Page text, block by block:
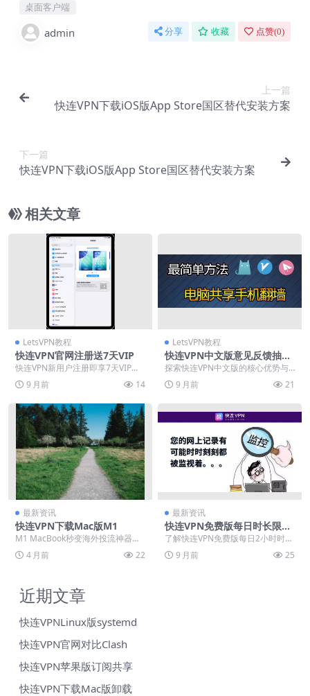
桌面客户端
admin 分享 收藏 点赞(0)
上一篇
快连VPN下载iOS版App Store国区替代安装方案
下一篇
快连VPN下载iOS版App Store国区替代安装方案
相关文章
LetsVPN教程
快连VPN官网注册送7天VIP
快连VPN新用户注册即享7天VIP会
员免费试用，无需付费或绑定银行
卡。通过官方应...
9 月前 14
LetsVPN教程
快连VPN中文版意见反馈抽年
卡
探索快连VPN中文版的核心优势与
实用技巧，了解其高速稳定的智能
路由连接、军事级加...
9 月前 21
最新资讯
快连VPN下载Mac版M1
M1 MacBook秒变海外投流神器：
快连VPN原生适配，38MB内存跑满
456...4 月前 22
最新资讯
快连VPN免费版每日时长限制
是多少？2025年流量策略详解
了解快连VPN免费版每日2小时时长
限制及完整功能体验。文章深入解
析其2025年流...
9 月前 25
近期文章
快连VPNLinux版systemd
快连VPN官网对比Clash
快连VPN苹果版订阅共享
快连VPN下载Mac版卸载